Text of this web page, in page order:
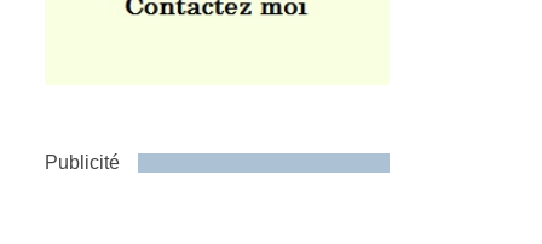
Publicité